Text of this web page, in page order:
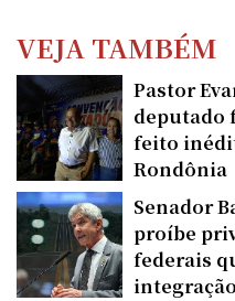
VEJA TAMBÉM
Pastor
deputado
feito
Rondônia
Senador
proíbe
federais
integração